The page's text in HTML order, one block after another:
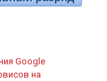
Google
на